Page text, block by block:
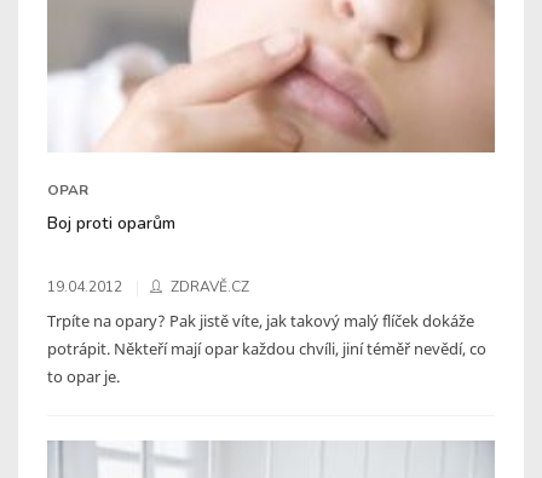
OPAR
Boj proti oparům
19.04.2012 ZDRAVĚ.CZ
Trpíte na opary? Pak jistě víte, jak takový malý flíček dokáže
potrápit. Někteří mají opar každou chvíli, jiní téměř nevědí, co
to opar je.